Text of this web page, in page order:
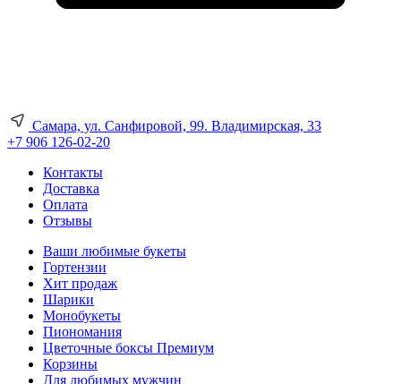
Самара, ул. Санфировой, 99. Владимирская, 33
+7 906 126-02-20
Контакты
Доставка
Оплата
Отзывы
Ваши любимые букеты
Гортензии
Хит продаж
Шарики
Монобукеты
Пиономания
Цветочные боксы Премиум
Корзины
Для любимых мужчин